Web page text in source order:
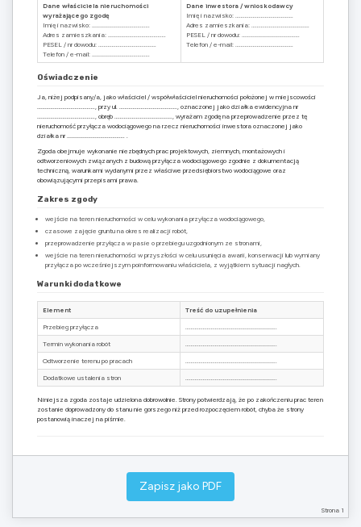
Dane właściciela nieruchomości
wyrażającego zgodę
Imię i nazwisko: …………………………………….
Adres zamieszkania: …………………………………….
PESEL / nr dowodu: …………………………………….
Telefon / e-mail: …………………………………….
Dane inwestora / wnioskodawcy
Imię i nazwisko: …………………………………….
Adres zamieszkania: …………………………………….
PESEL / nr dowodu: …………………………………….
Telefon / e-mail: …………………………………….
Oświadczenie
Ja, niżej podpisany/a, jako właściciel / współwłaściciel nieruchomości położonej w miejscowości
……………………………………., przy ul. ……………………………………., oznaczonej jako działka ewidencyjna nr
……………………………………., obręb ……………………………………., wyrażam zgodę na przeprowadzenie przez tę
nieruchomość przyłącza wodociągowego na rzecz nieruchomości inwestora oznaczonej jako
działka nr ……………………………………. .
Zgoda obejmuje wykonanie niezbędnych prac projektowych, ziemnych, montażowych i
odtworzeniowych związanych z budową przyłącza wodociągowego zgodnie z dokumentacją
techniczną, warunkami wydanymi przez właściwe przedsiębiorstwo wodociągowe oraz
obowiązującymi przepisami prawa.
Zakres zgody
wejście na teren nieruchomości w celu wykonania przyłącza wodociągowego,
czasowe zajęcie gruntu na okres realizacji robót,
przeprowadzenie przyłącza w pasie o przebiegu uzgodnionym ze stronami,
wejście na teren nieruchomości w przyszłości w celu usunięcia awarii, konserwacji lub wymiany
przyłącza po wcześniejszym poinformowaniu właściciela, z wyjątkiem sytuacji nagłych.
Warunki dodatkowe
Element Treść do uzupełnienia
Przebieg przyłącza
Termin wykonania robót
Odtworzenie terenu po pracach
Dodatkowe ustalenia stron
Niniejsza zgoda zostaje udzielona dobrowolnie. Strony potwierdzają, że po zakończeniu prac teren
zostanie doprowadzony do stanu nie gorszego niż przed rozpoczęciem robót, chyba że strony
postanowią inaczej na piśmie.
Załącznik opcjonalny: mapa z zaznaczonym przebiegiem przyłącza wodociągowego.
Strona 1
Zapisz jako PDF